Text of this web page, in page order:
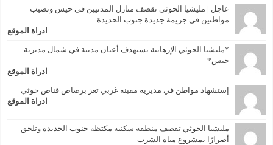
عاجل | مليشيا الحوثي تقصف منازل المدنيين في حيس وتصيب
مواطنين في جريمة جديدة جنوب الحديدة
ادراة الموقع
*مليشيا الحوثي الإرهابية تستهدف أعيان مدنية في شمال مديرية
حيس*
ادراة الموقع
إستشهاد مواطن في مديرية مقبنة غربي تعز برصاص قناص حوثي
ادراة الموقع
مليشيا الحوثي تقصف منطقة سكنية مكتظة جنوب الحديدة وتلحق
أضرارًا بمشروع مياه الشرب